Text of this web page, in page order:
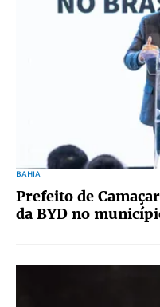
BAHIA
Prefeito de
da BYD no